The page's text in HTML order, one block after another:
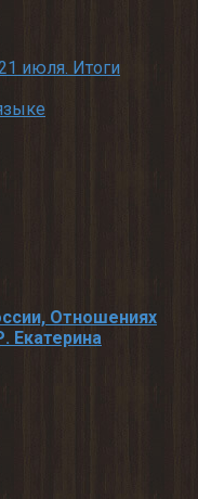
июля. Итоги
Отношениях
Екатерина